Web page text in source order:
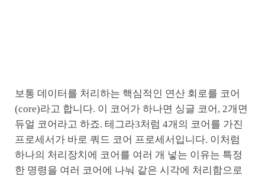
보통 데이터를 처리하는 핵심적인 연산 회로를 코어
(core)라고 합니다. 이 코어가 하나면 싱글 코어, 2개면
듀얼 코어라고 하죠. 테그라3처럼 4개의 코어를 가진
프로세서가 바로 쿼드 코어 프로세서입니다. 이처럼
하나의 처리장치에 코어를 여러 개 넣는 이유는 특정
한 명령을 여러 코어에 나눠 같은 시각에 처리함으로